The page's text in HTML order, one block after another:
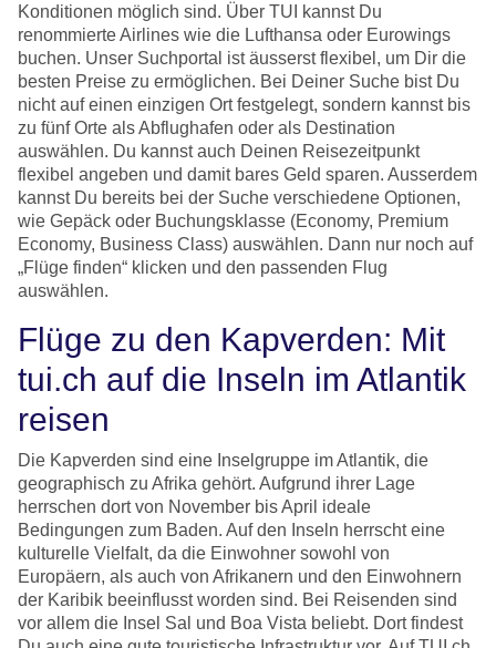
Konditionen möglich sind. Über TUI kannst Du
renommierte Airlines wie die Lufthansa oder Eurowings
buchen. Unser Suchportal ist äusserst flexibel, um Dir die
besten Preise zu ermöglichen. Bei Deiner Suche bist Du
nicht auf einen einzigen Ort festgelegt, sondern kannst bis
zu fünf Orte als Abflughafen oder als Destination
auswählen. Du kannst auch Deinen Reisezeitpunkt
flexibel angeben und damit bares Geld sparen. Ausserdem
kannst Du bereits bei der Suche verschiedene Optionen,
wie Gepäck oder Buchungsklasse (Economy, Premium
Economy, Business Class) auswählen. Dann nur noch auf
„Flüge finden“ klicken und den passenden Flug
auswählen.
Flüge zu den Kapverden: Mit
tui.ch auf die Inseln im Atlantik
reisen
Die Kapverden sind eine Inselgruppe im Atlantik, die
geographisch zu Afrika gehört. Aufgrund ihrer Lage
herrschen dort von November bis April ideale
Bedingungen zum Baden. Auf den Inseln herrscht eine
kulturelle Vielfalt, da die Einwohner sowohl von
Europäern, als auch von Afrikanern und den Einwohnern
der Karibik beeinflusst worden sind. Bei Reisenden sind
vor allem die Insel Sal und Boa Vista beliebt. Dort findest